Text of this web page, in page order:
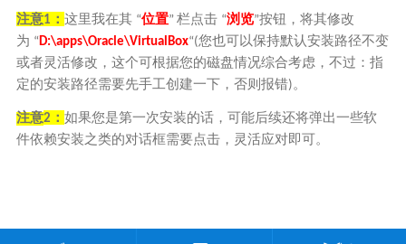
注意1 ： 这里我在其 “位置” 栏点击 “浏览”按钮，将其修改
为 “D:\apps\Oracle\VirtualBox“(您也可以保持默认安装路径不变
或者灵活修改，这个可根据您的磁盘情况综合考虑，不过：指
定的安装路径需要先手工创建一下，否则报错)。
注意2 ： 如果您是第一次安装的话，可能后续还将弹出一些软
件依赖安装之类的对话框需要点击，灵活应对即可。